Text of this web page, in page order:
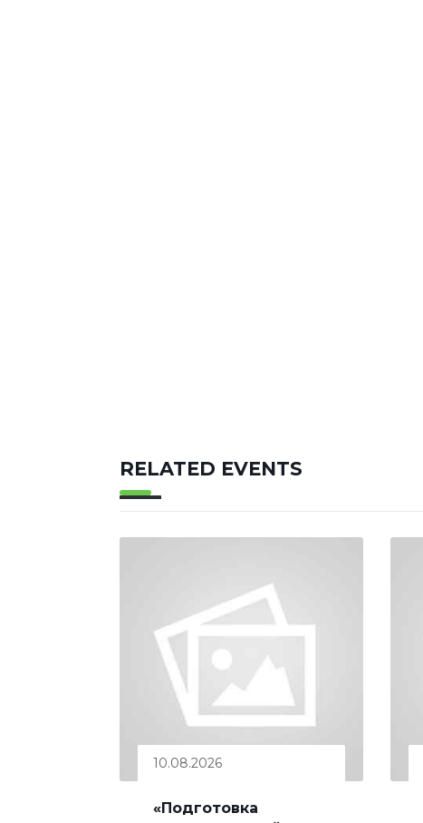
RELATED EVENTS
10.08.2026
«Подготовка